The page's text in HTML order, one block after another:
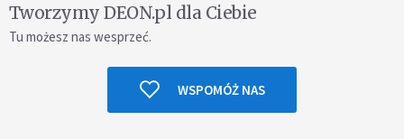
Tworzymy DEON.pl dla Ciebie
Tu możesz nas wesprzeć.
WSPOMÓŻ NAS